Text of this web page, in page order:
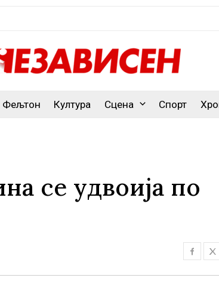
Фељтон Култура Сцена Спорт
се удвоија по